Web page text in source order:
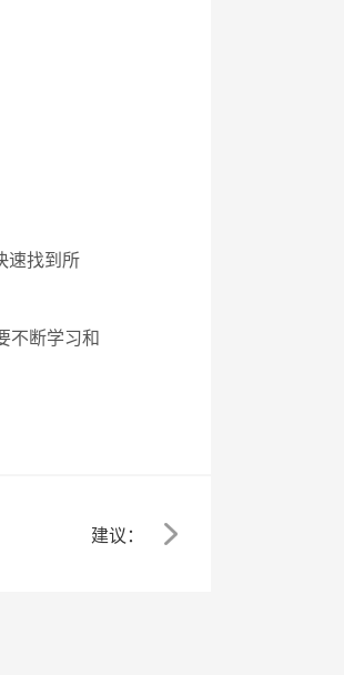
速找到所
不断学习和
建议：